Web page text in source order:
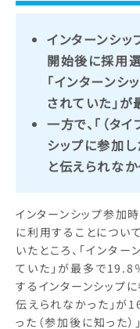
インターンシ
開始後に採用
「インターン
されていた」
一方で、「（タ
シップに参加
と伝えられな
インターンシップ参加
に利用することについ
いたところ、「インタ
ていた」が最多で19.8
するインターンシップ
伝えられなかった」が
った（参加後に知った